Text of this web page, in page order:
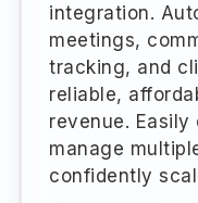
integration.
meetings,
tracking, and
reliable,
revenue.
manage
confidently